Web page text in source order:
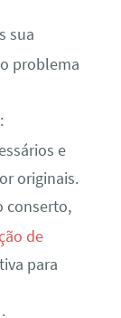
sua
problema
:
e
originais.
conserto,
de
para